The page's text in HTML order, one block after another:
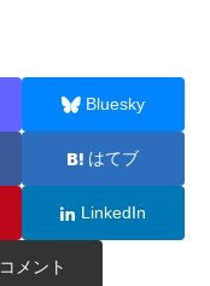
Bluesky
はてブ
LinkedIn
コメント